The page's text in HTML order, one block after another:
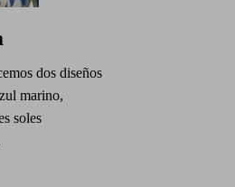
dos diseños
marino,
soles